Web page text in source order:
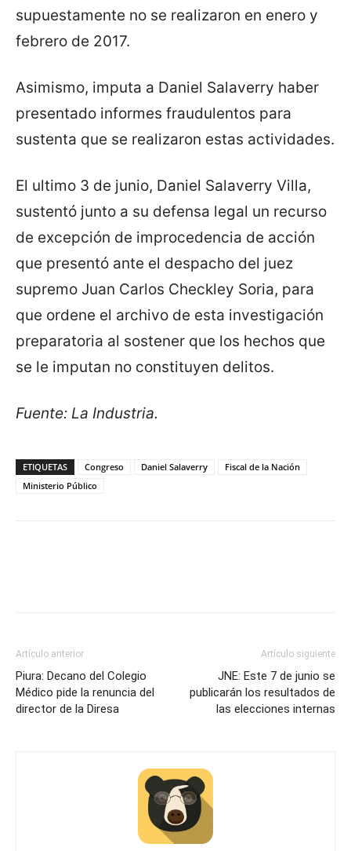
supuestamente no se realizaron en enero y
febrero de 2017.
Asimismo, imputa a Daniel Salaverry haber
presentado informes fraudulentos para
sustenta que se realizaron estas actividades.
El ultimo 3 de junio, Daniel Salaverry Villa,
sustentó junto a su defensa legal un recurso
de excepción de improcedencia de acción
que presentó ante el despacho del juez
supremo Juan Carlos Checkley Soria, para
que ordene el archivo de esta investigación
preparatoria al sostener que los hechos que
se le imputan no constituyen delitos.
Fuente: La Industria.
ETIQUETAS Congreso Daniel Salaverry
Fiscal de la Nación
Ministerio Público
Artículo anterior
Piura: Decano del Colegio
Médico pide la renuncia del
director de la Diresa
Artículo siguiente
JNE: Este 7 de junio se
publicarán los resultados de
las elecciones internas